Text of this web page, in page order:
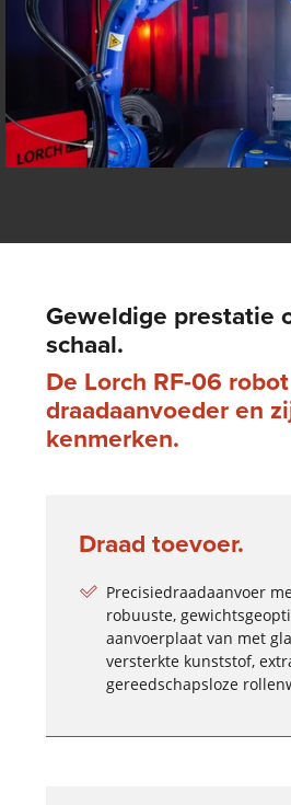
Geweldige prestatie
schaal.
De Lorch RF-06 robot
draadaanvoeder en
kenmerken.
Draad toevoer.
Precisiedraadaanvoer
robuuste,
aanvoerplaat van met
versterkte kunststof,
gereedschapsloze